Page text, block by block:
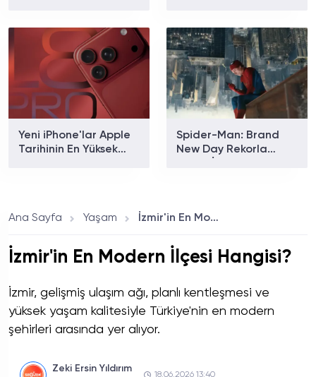
Modeli Oldu!
Geldi
Yeni iPhone'lar Apple
Tarihinin En Yüksek
Spider-Man: Brand
New Day Rekorla
Ana Sayfa
Yaşam İzmir'in En Modern İlçesi Hangisi?
İzmir'in En Modern İlçesi Hangisi?
İzmir, gelişmiş ulaşım ağı, planlı kentleşmesi ve
yüksek yaşam kalitesiyle Türkiye'nin en modern
şehirleri arasında yer alıyor.
Zeki Ersin Yıldırım
18.06.2026 13:40